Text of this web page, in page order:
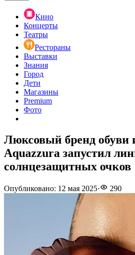
Кино
Концерты
Театры
Рестораны
Выставки
Знания
Город
Дети
Магазины
Premium
Фото
Люксовый бренд обуви
Aquazzura запустил
солнцезащитных очков
Опубликовано: 12 мая 2025· 290